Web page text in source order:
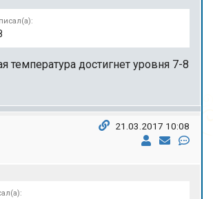
температура достигнет уровня 7-8
21.03.2017 10:08